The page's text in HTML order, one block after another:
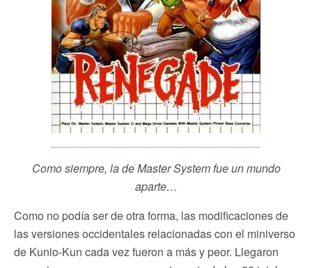
Como siempre, la de Master System fue un mundo
aparte…
Como no podía ser de otra forma, las modificaciones de
las versiones occidentales relacionadas con el miniverso
de Kunio-Kun cada vez fueron a más y peor. Llegaron